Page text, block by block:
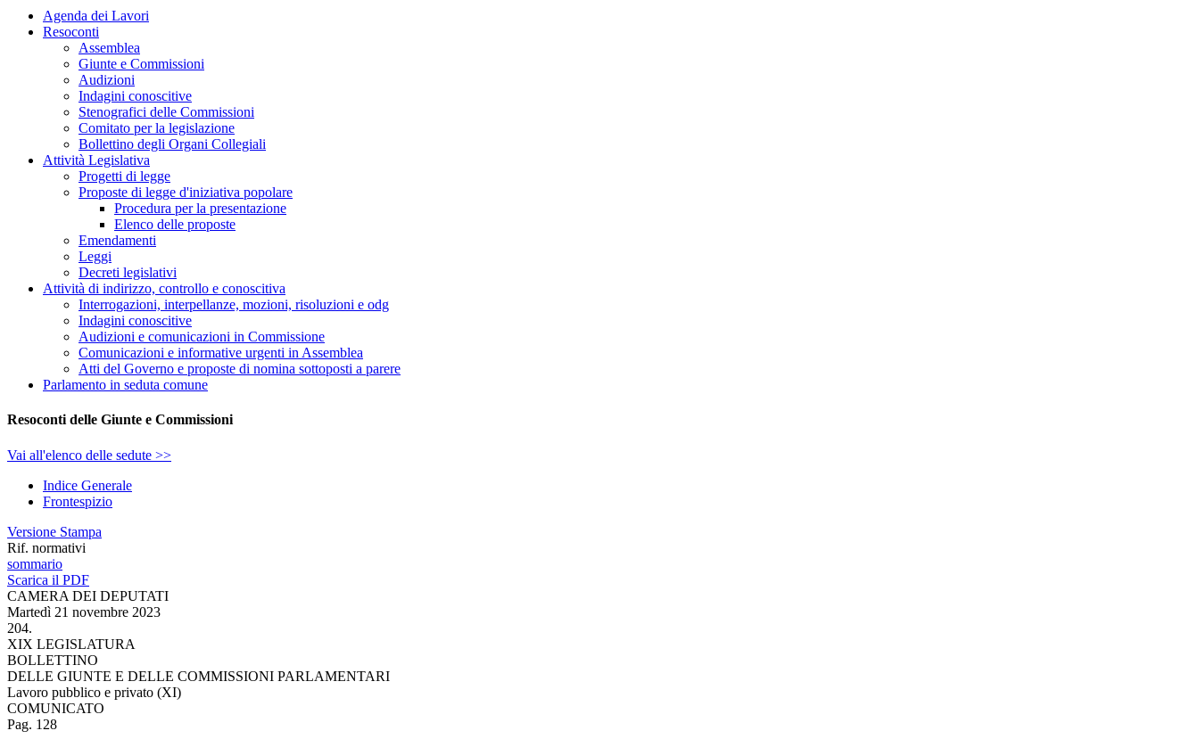
Agenda dei Lavori
Resoconti
Assemblea
Giunte e Commissioni
Audizioni
Indagini conoscitive
Stenografici delle Commissioni
Comitato per la legislazione
Bollettino degli Organi Collegiali
Attività Legislativa
Progetti di legge
Proposte di legge d'iniziativa popolare
Procedura per la presentazione
Elenco delle proposte
Emendamenti
Leggi
Decreti legislativi
Attività di indirizzo, controllo e conoscitiva
Interrogazioni, interpellanze, mozioni, risoluzioni e odg
Indagini conoscitive
Audizioni e comunicazioni in Commissione
Comunicazioni e informative urgenti in Assemblea
Atti del Governo e proposte di nomina sottoposti a parere
Parlamento in seduta comune
Resoconti delle Giunte e Commissioni
Vai all'elenco delle sedute >>
Indice Generale
Frontespizio
Versione Stampa
Rif. normativi
sommario
Scarica il PDF
CAMERA DEI DEPUTATI
Martedì 21 novembre 2023
204.
XIX LEGISLATURA
BOLLETTINO
DELLE GIUNTE E DELLE COMMISSIONI PARLAMENTARI
Lavoro pubblico e privato (XI)
COMUNICATO
Pag. 128